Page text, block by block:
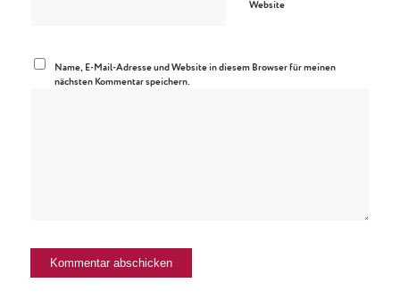
Website
Name, E-Mail-Adresse und Website in diesem Browser für meinen
nächsten Kommentar speichern.